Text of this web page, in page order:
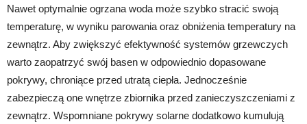
Nawet optymalnie ogrzana woda może szybko stracić swoją
temperaturę, w wyniku parowania oraz obniżenia temperatury na
zewnątrz. Aby zwiększyć efektywność systemów grzewczych
warto zaopatrzyć swój basen w odpowiednio dopasowane
pokrywy, chroniące przed utratą ciepła. Jednocześnie
zabezpieczą one wnętrze zbiornika przed zanieczyszczeniami z
zewnątrz. Wspomniane pokrywy solarne dodatkowo kumulują